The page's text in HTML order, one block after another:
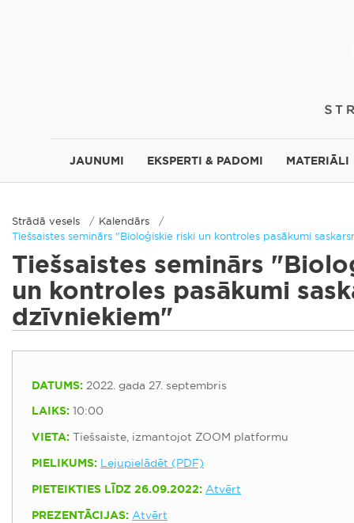
JAUNUMI EKSPERTI & PADOMI MATERIĀLI
Strādā vesels
Kalendārs
Tiešsaistes seminārs "Bioloģiskie riski un kontroles pasākumi
Tiešsaistes seminārs
un kontroles pasākumi
dzīvniekiem"
DATUMS: 2022. gada 27. septembris
LAIKS: 10:00
VIETA: Tiešsaiste, izmantojot ZOOM platformu
PIELIKUMS: Lejupielādēt (PDF)
PIETEIKTIES LĪDZ 26.09.2022: Atvērt
PREZENTĀCIJAS: Atvērt